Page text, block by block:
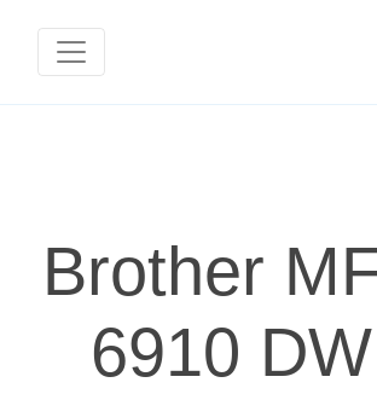
Brother
6910